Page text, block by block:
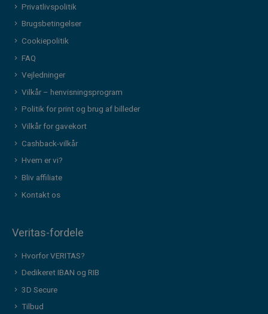
Privatlivspolitik
Brugsbetingelser
Cookiepolitik
FAQ
Vejledninger
Vilkår – henvisningsprogram
Politik for print og brug af billeder
Vilkår for gavekort
Cashback-vilkår
Hvem er vi?
Bliv affiliate
Kontakt os
Veritas-fordele
Hvorfor VERITAS?
Dedikeret IBAN og RIB
3D Secure
Tilbud